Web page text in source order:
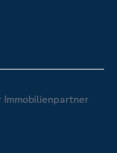
Immobilienpartner